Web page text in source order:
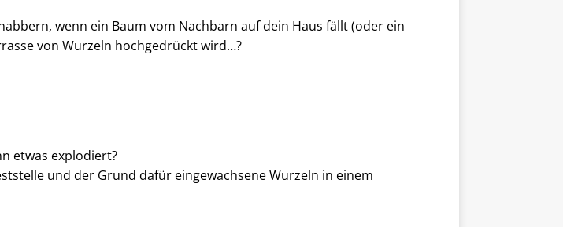
wenn ein Baum vom Nachbarn auf dein Haus fällt (oder ein
von Wurzeln hochgedrückt wird…?
etwas explodiert?
und der Grund dafür eingewachsene Wurzeln in einem